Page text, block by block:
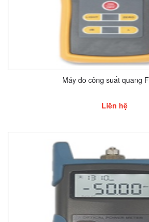
Máy đo công suất quang
Liên hệ